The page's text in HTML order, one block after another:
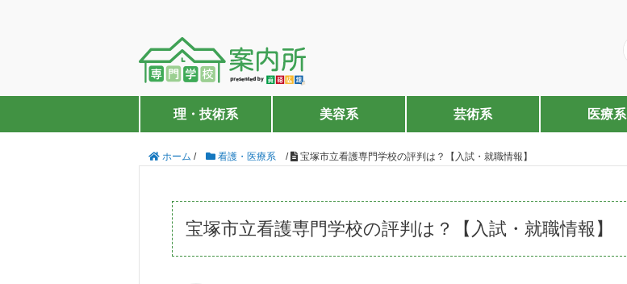
理・技術系 美容系 芸術系 医療系
ホーム / 看護・医療系 / 宝塚市立看護専門学校の評判は？【入試・就職情報】
宝塚市立看護専門学校の評判は？【入試・就職情報】